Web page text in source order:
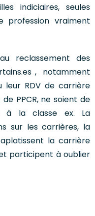
indiciaires, seules
profession vraiment
reclassement des
, notamment
leur RDV de carrière
PPCR, ne soient de
à la classe ex. La
sur les carrières, la
la carrière
participent à oublier